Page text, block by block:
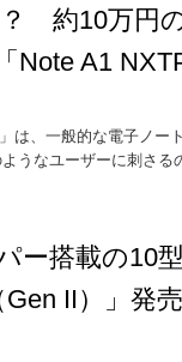
？ 約10万円
Note A1
は、一般的な電子ノー
うなユーザーに刺さ
ー搭載の10
Gen II）」発